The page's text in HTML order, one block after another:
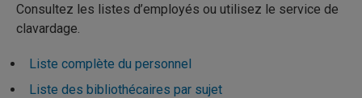
Consultez les listes d’employés ou utilisez le service de
clavardage.
Liste complète du personnel
Liste des bibliothécaires par sujet